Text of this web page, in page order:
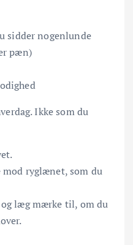
sidder nogenlunde
pæn)
Ikke som du
mod ryglænet, som du
og læg mærke til, om du